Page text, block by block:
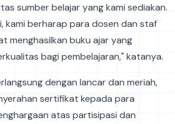
sumber belajar yang kami sediakan.
kami berharap para dosen dan staf
menghasilkan buku ajar yang
bagi pembelajaran," katanya.
dengan lancar dan meriah,
sertifikat kepada para
atas partisipasi dan